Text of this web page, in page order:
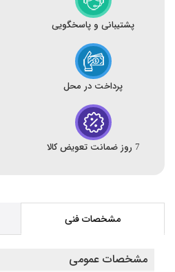
پشتیبانی و پاسخگویی
پرداخت در محل
7 روز ضمانت تعویض کالا
مشخصات فنی
مشخصات عمومی